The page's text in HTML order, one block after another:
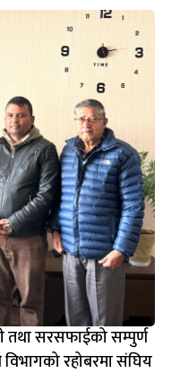
तथा सरसफाईको सम्पुर्ण
रहोबरमा संघिय